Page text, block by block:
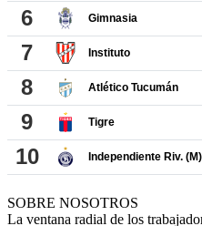
SOBRE NOSOTROS
La ventana radial de los